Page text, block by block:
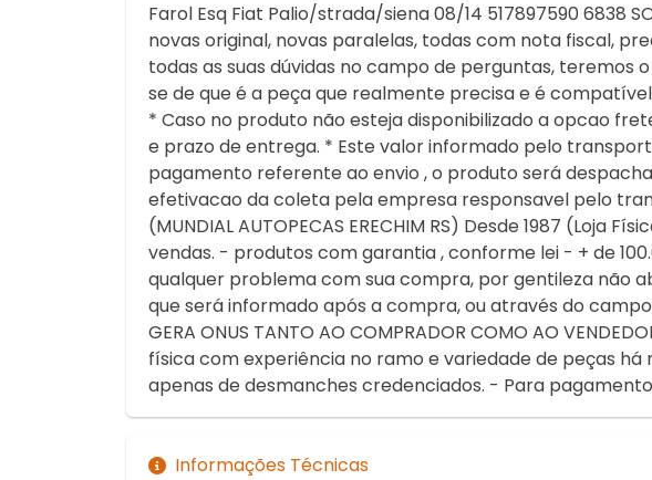
Farol Esq Fiat Palio/strada/siena 08/14 517897590 6838
novas original, novas paralelas, todas com nota fiscal,
todas as suas dúvidas no campo de perguntas,
se de que é a peça que realmente precisa e é compatível
* Caso no produto não esteja disponibilizado a opcao
e prazo de entrega. * Este valor informado pelo
pagamento referente ao envio , o produto será
efetivacao da coleta pela empresa responsavel pelo
(MUNDIAL AUTOPECAS ERECHIM RS) Desde 1987 (Loja
vendas. - produtos com garantia , conforme lei - + de
qualquer problema com sua compra, por gentileza não
que será informado após a compra, ou através do
GERA ONUS TANTO AO COMPRADOR COMO AO
física com experiência no ramo e variedade de peças
apenas de desmanches credenciados. - Para
Informações Técnicas